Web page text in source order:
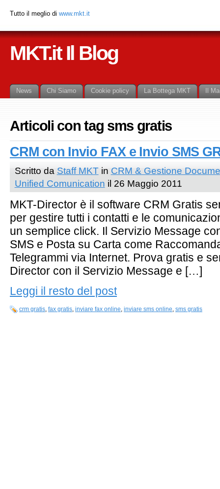
Tutto il meglio di www.mkt.it
MKT.it Il Blog
News Chi Siamo Cookie policy La Bottega MKT Il
Articoli con tag sms gratis
CRM con Invio FAX e Invio SMS
Scritto da Staff MKTin CRM & Gestione
Unified Comunication il 26 Maggio 2011
MKT-Director è il software CRM Gratis
per gestire tutti i contatti e le
un semplice click. Il Servizio Message
SMS e Posta su Carta come
Telegrammi via Internet. Prova gratis e
Director con il Servizio Message e […]
Leggi il resto del post
crm gratis fax gratis inviare fax online inviare sms online sms gratis